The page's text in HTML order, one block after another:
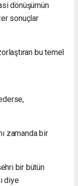
dönüşümün
sonuçlar
bu temel
zamanda bir
bir bütün
diye